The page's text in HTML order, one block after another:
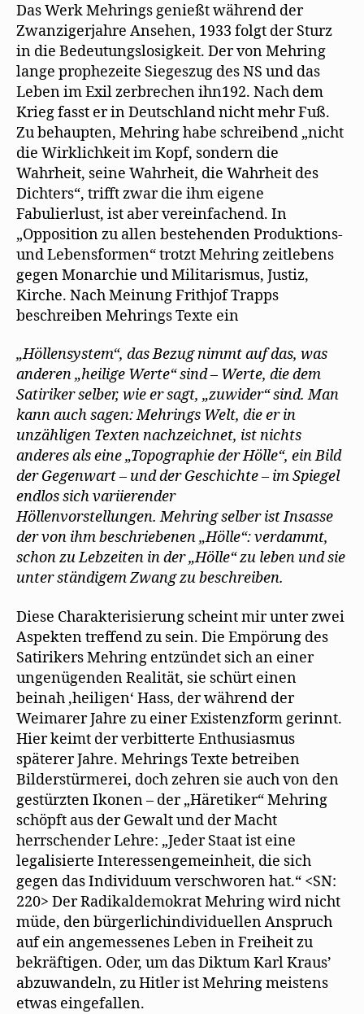
Das Werk Mehrings genießt während der
Zwanzigerjahre Ansehen, 1933 folgt der Sturz
in die Bedeutungslosigkeit. Der von Mehring
lange prophezeite Siegeszug des NS und das
Leben im Exil zerbrechen ihn192. Nach dem
Krieg fasst er in Deutschland nicht mehr Fuß.
Zu behaupten, Mehring habe schreibend „nicht
die Wirklichkeit im Kopf, sondern die
Wahrheit, seine Wahrheit, die Wahrheit des
Dichters“, trifft zwar die ihm eigene
Fabulierlust, ist aber vereinfachend. In
„Opposition zu allen bestehenden Produktions-
und Lebensformen“ trotzt Mehring zeitlebens
gegen Monarchie und Militarismus, Justiz,
Kirche. Nach Meinung Frithjof Trapps
beschreiben Mehrings Texte ein
„Höllensystem“, das Bezug nimmt auf das, was
anderen „heilige Werte“ sind – Werte, die dem
Satiriker selber, wie er sagt, „zuwider“ sind. Man
kann auch sagen: Mehrings Welt, die er in
unzähligen Texten nachzeichnet, ist nichts
anderes als eine „Topographie der Hölle“, ein Bild
der Gegenwart – und der Geschichte – im Spiegel
endlos sich variierender
Höllenvorstellungen. Mehring selber ist Insasse
der von ihm beschriebenen „Hölle“: verdammt,
schon zu Lebzeiten in der „Hölle“ zu leben und sie
unter ständigem Zwang zu beschreiben.
Diese Charakterisierung scheint mir unter zwei
Aspekten treffend zu sein. Die Empörung des
Satirikers Mehring entzündet sich an einer
ungenügenden Realität, sie schürt einen
beinah ,heiligen‘ Hass, der während der
Weimarer Jahre zu einer Existenzform gerinnt.
Hier keimt der verbitterte Enthusiasmus
späterer Jahre. Mehrings Texte betreiben
Bilderstürmerei, doch zehren sie auch von den
gestürzten Ikonen – der „Häretiker“ Mehring
schöpft aus der Gewalt und der Macht
herrschender Lehre: „Jeder Staat ist eine
legalisierte Interessengemeinheit, die sich
gegen das Individuum verschworen hat.“ <SN:
220> Der Radikaldemokrat Mehring wird nicht
müde, den bürgerlichindividuellen Anspruch
auf ein angemessenes Leben in Freiheit zu
bekräftigen. Oder, um das Diktum Karl Kraus’
abzuwandeln, zu Hitler ist Mehring meistens
etwas eingefallen.